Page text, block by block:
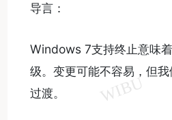
导言：
Windows 7支持终止意味
级。变更可能不容易，但
过渡。